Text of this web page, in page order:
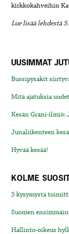
kirkkokahveihin
Lue lisää lehdestä
UUSIMMAT
Bussipysäkit
Mitä ajatuksia
Kesän Grani-ilmiö:
Junaliikenteen
Hyvää kesää!
KOLME
5 kysymystä
Suomen
Hallinto-oikeus